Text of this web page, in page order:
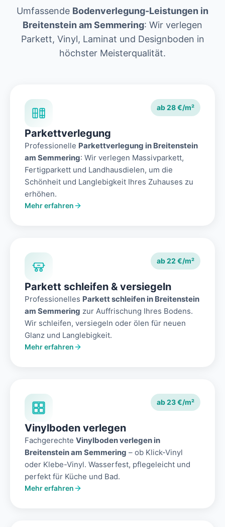
Umfassende Bodenverlegung-Leistungen in
Breitenstein am Semmering: Wir verlegen
Parkett, Vinyl, Laminat und Designboden in
höchster Meisterqualität.
ab 28 €/m²
Parkettverlegung
Professionelle Parkettverlegung in Breitenstein
am Semmering: Wir verlegen Massivparkett,
Fertigparkett und Landhausdielen, um die
Schönheit und Langlebigkeit Ihres Zuhauses zu
erhöhen.
Mehr erfahren
ab 22 €/m²
Parkett schleifen & versiegeln
Professionelles Parkett schleifen in Breitenstein
am Semmering zur Auffrischung Ihres Bodens.
Wir schleifen, versiegeln oder ölen für neuen
Glanz und Langlebigkeit.
Mehr erfahren
ab 23 €/m²
Vinylboden verlegen
Fachgerechte Vinylboden verlegen in
Breitenstein am Semmering – ob Klick-Vinyl
oder Klebe-Vinyl. Wasserfest, pflegeleicht und
perfekt für Küche und Bad.
Mehr erfahren